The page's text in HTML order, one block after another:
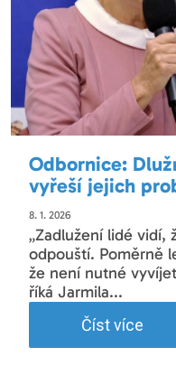
Odbornice:
vyřeší jejich
8. 1. 2026
„Zadlužení lidé vidí,
odpouští. Poměrně
že není nutné
říká Jarmila...
Číst více